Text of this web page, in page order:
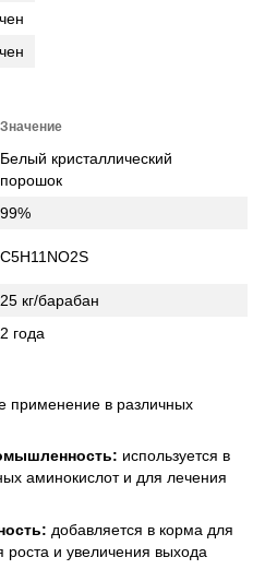
Значение
Белый кристаллический
порошок
99%
C5H11NO2S
25 кг/барабан
2 года
применение в различных
используется в
аминокислот и для лечения
добавляется в корма для
и увеличения выхода